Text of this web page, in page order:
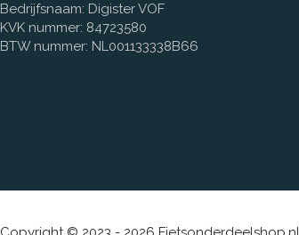
Bedrijfsnaam: Digister VOF
KVK nummer: 84723580
BTW nummer: NL001133338B66